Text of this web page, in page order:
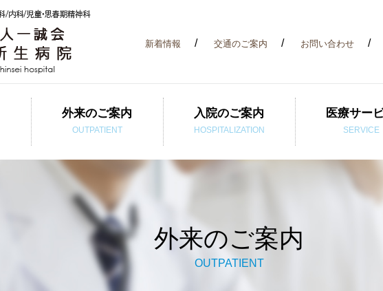
新着情報 交通のご案内 お問い合わせ
外来のご案内
OUTPATIENT
入院のご案内
HOSPITALIZATION
医療サー
SERVICE
外来のご案内
OUTPATIENT